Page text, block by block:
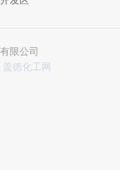
限公司
盖德化工网